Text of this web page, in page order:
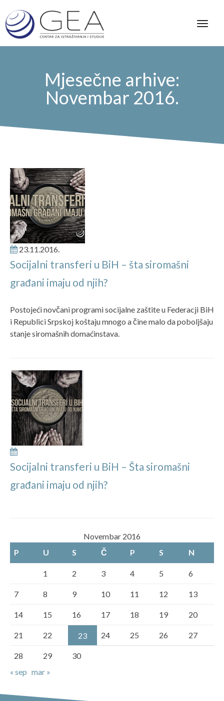
Mjesečne arhive:
Novembar 2016.
23.11.2016.
Socijalni transferi u BiH – šta siromašni
građani imaju od njih?
Postojeći novčani programi socijalne zaštite u Federacji BiH
i Republici Srpskoj koštaju mnogo a čine malo da poboljšaju
stanje siromašnih domaćinstava.
Socijalni transferi u BiH – Šta siromašni
građani imaju od njih?
Novembar 2016
P
U S Č P S N
1 2 3 4 5 6
7 8 9 10 11 12 13
14 15 16 17 18 19 20
21 22 23 24 25 26 27
28 29
30
« sep mar »